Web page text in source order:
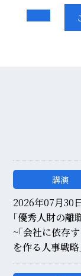
講演
2026年07月30
｢優秀人財の離
~｢会社に依存
を作る人事戦